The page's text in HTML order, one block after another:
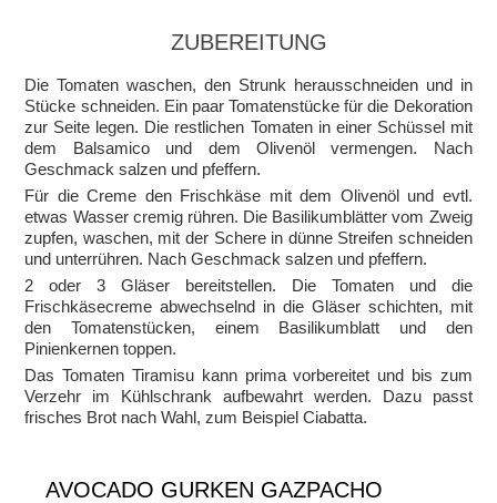
ZUBEREITUNG
Die Tomaten waschen, den Strunk herausschneiden und in
Stücke schneiden. Ein paar Tomatenstücke für die Dekoration
zur Seite legen. Die restlichen Tomaten in einer Schüssel mit
dem Balsamico und dem Olivenöl vermengen. Nach
Geschmack salzen und pfeffern.
Für die Creme den Frischkäse mit dem Olivenöl und evtl.
etwas Wasser cremig rühren. Die Basilikumblätter vom Zweig
zupfen, waschen, mit der Schere in dünne Streifen schneiden
und unterrühren. Nach Geschmack salzen und pfeffern.
2 oder 3 Gläser bereitstellen. Die Tomaten und die
Frischkäsecreme abwechselnd in die Gläser schichten, mit
den Tomatenstücken, einem Basilikumblatt und den
Pinienkernen toppen.
Das Tomaten Tiramisu kann prima vorbereitet und bis zum
Verzehr im Kühlschrank aufbewahrt werden. Dazu passt
frisches Brot nach Wahl, zum Beispiel Ciabatta.
AVOCADO GURKEN GAZPACHO